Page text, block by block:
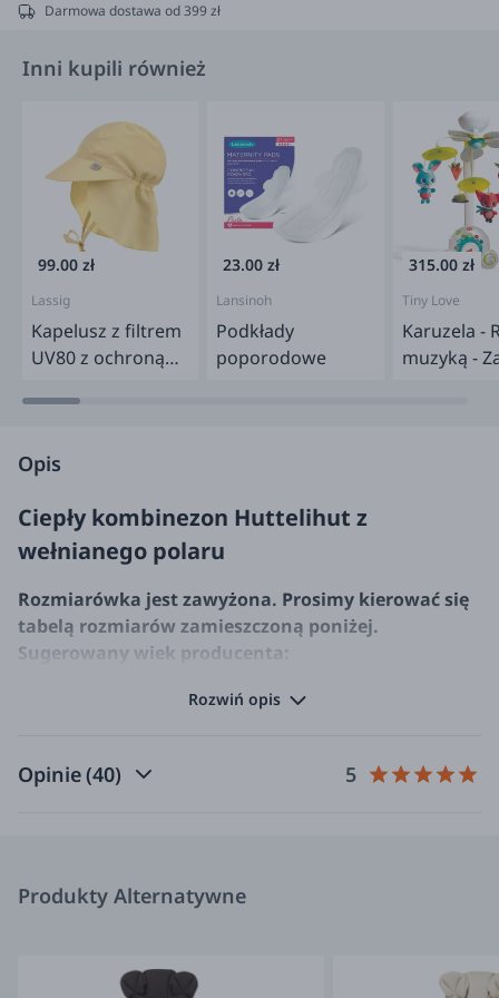
Darmowa dostawa od 399 zł
Inni kupili również
99.00 zł
Lassig
Kapelusz z filtrem
UV80 z ochroną
Fun - pale yellow
23.00 zł
Lansinoh
Podkłady
poporodowe
315.00 zł
Tiny Love
Karuzela -
muzyką -
Opis
Ciepły kombinezon Huttelihut z
wełnianego polaru
Rozmiarówka jest zawyżona. Prosimy kierować się
tabelą rozmiarów zamieszczoną poniżej.
Sugerowany wiek producenta:
3 miesiące
74
9 miesięcy
98
3 lata
4 lata
zaokrąglonym kształcie, z uroczymi małymi uszkami
Rozwiń opis
Opinie(40) 5
Produkty Alternatywne